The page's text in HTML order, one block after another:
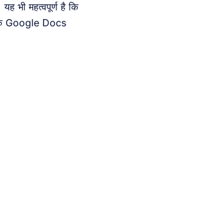
भी महत्वपूर्ण है कि
Google Docs